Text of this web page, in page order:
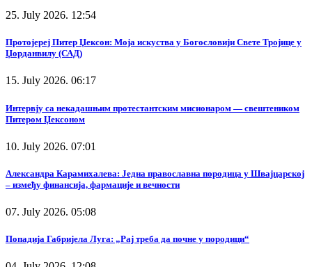
25. July 2026. 12:54
Протојереј Питер Џексон: Моја искуства у Богословији Свете Тројице у
Џорданвилу (САД)
15. July 2026. 06:17
Интервју са некадашњим протестантским мисионаром — свештеником
Питером Џексоном
10. July 2026. 07:01
Александра Карамихалева: Једна православна породица у Швајцарској
– између финансија, фармације и вечности
07. July 2026. 05:08
Попадија Габријела Луга: „Рај треба да почне у породици“